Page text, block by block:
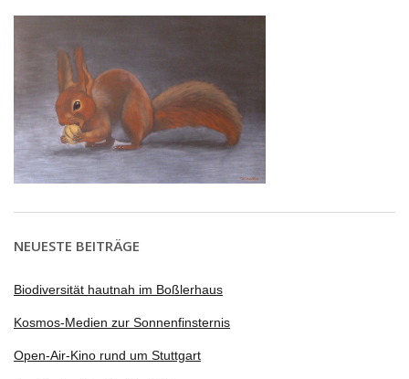
NEUESTE BEITRÄGE
Biodiversität hautnah im Boßlerhaus
Kosmos-Medien zur Sonnenfinsternis
Open-Air-Kino rund um Stuttgart